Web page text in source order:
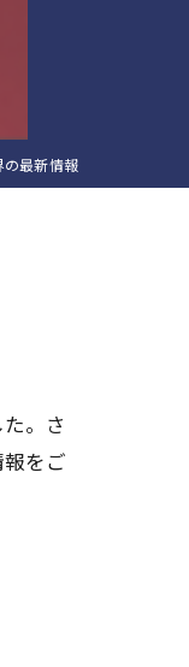
の最新情報
。さ
をご